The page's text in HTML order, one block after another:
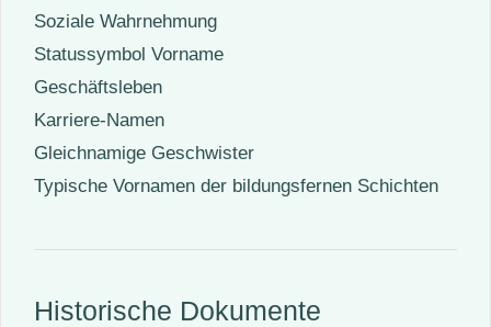
Soziale Wahrnehmung
Statussymbol Vorname
Geschäftsleben
Karriere-Namen
Gleichnamige Geschwister
Typische Vornamen der bildungsfernen Schichten
Historische Dokumente